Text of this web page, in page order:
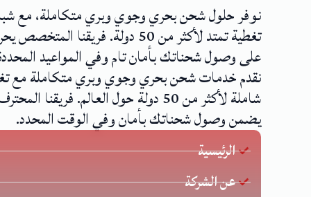
نوفر حلول شحن بحري وجوي وبري متكاملة، مع
تغطية تمتد لأكثر من 50 دولة. فريقنا
على وصول شحناتك بأمان تام وفي المواعيد
نقدم خدمات شحن بحري وجوي وبري متكاملة مع
شاملة لأكثر من 50 دولة حول العالم. فريقنا
يضمن وصول شحناتك بأمان وفي الوقت المحدد.
الرئيسية
عن الشركة